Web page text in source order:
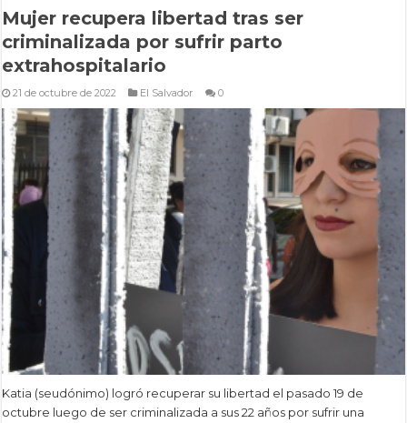
Mujer recupera libertad tras ser
criminalizada por sufrir parto
extrahospitalario
21 de octubre de 2022 El Salvador 0
Katia (seudónimo) logró recuperar su libertad el pasado 19 de
octubre luego de ser criminalizada a sus 22 años por sufrir una